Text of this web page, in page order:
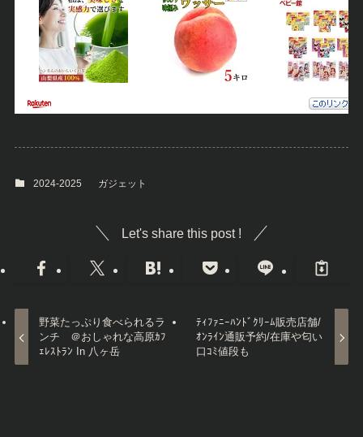
2024-2025 ガジェット
Let's share this post !
野菜たっぷり食べられるラ
ンチ ＠おしゃれな高原ｶﾌ
ｪﾚｽﾄﾗﾝ In 八ヶ岳
ﾃｨﾌｧﾆｰﾊﾝﾄﾞｸﾘｰﾑ販売店舗/
ｵﾝﾗｲﾝ通販予約/在庫や匂い
口ｺﾐ値段も